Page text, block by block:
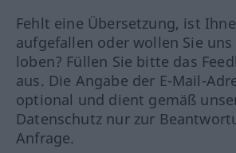
Fehlt eine Übersetzung, ist
aufgefallen oder wollen Sie
loben? Füllen Sie bitte das
aus. Die Angabe der E-Mail-
optional und dient gemäß
Datenschutz nur zur
Anfrage.